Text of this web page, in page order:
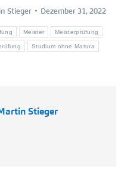
Stieger Dezember 31, 2022
Meister Meisterprüfung
Studium ohne Matura
Stieger